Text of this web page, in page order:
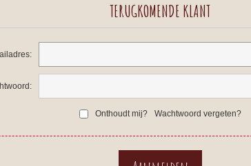
TERUGKOMENDE KLANT
Onthoudt mij? Wachtwoord vergeten?